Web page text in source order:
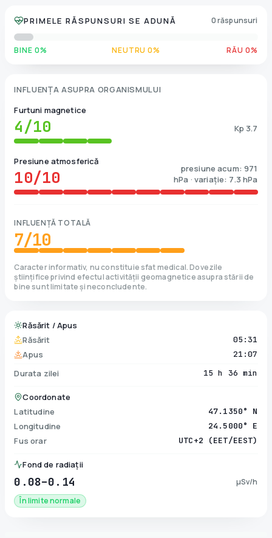
PRIMELE RĂSPUNSURI SE ADUNĂ 0 răspunsuri
BINE 0% NEUTRU 0% RĂU 0%
INFLUENȚA ASUPRA ORGANISMULUI
Furtuni magnetice
4/10 Kp 3.7
Presiune atmosferică
10/10
presiune acum: 971
hPa · variație: 7.3 hPa
INFLUENȚĂ TOTALĂ
7/10
Caracter informativ, nu constituie sfat medical. Dovezile
științifice privind efectul activității geomagnetice asupra stării de
bine sunt limitate și neconcludente.
Răsărit / Apus
Răsărit
05:31
Apus 21:07
Durata zilei 15 h 36 min
Coordonate
Latitudine
47.1350° N
Longitudine 24.5000° E
Fus orar UTC+2 (EET/EEST)
Fond de radiații
0.08–0.14
µSv/h
În limite normale